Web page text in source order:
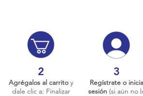
2
Agrégalos al carrito y
dale clic a: Finalizar
3
Regístrate o inicia
sesión(si aún no